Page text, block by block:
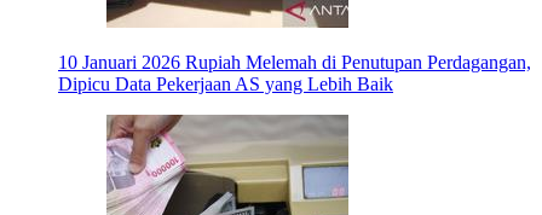
10 Januari 2026 Rupiah Melemah di Penutupan Perdagangan,
Dipicu Data Pekerjaan AS yang Lebih Baik